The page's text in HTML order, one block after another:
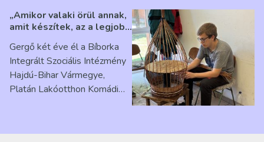
„Amikor valaki örül annak,
amit készítek, az a legjobb
Ribárszky Gergő ellátottal
Gergő két éve él a Bíborka
Integrált Szociális Intézmény
Hajdú-Bihar Vármegye,
Platán Lakóotthon Komádi